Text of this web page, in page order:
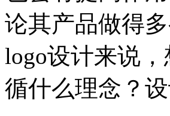
论其产品做得
logo设计来说
循什么理念？